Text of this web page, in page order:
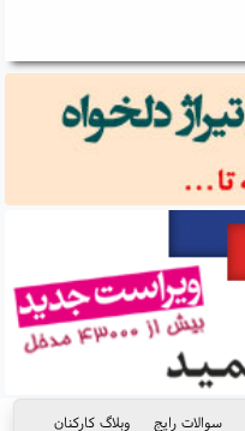
سوالات رایج وبلاگ کارکنان